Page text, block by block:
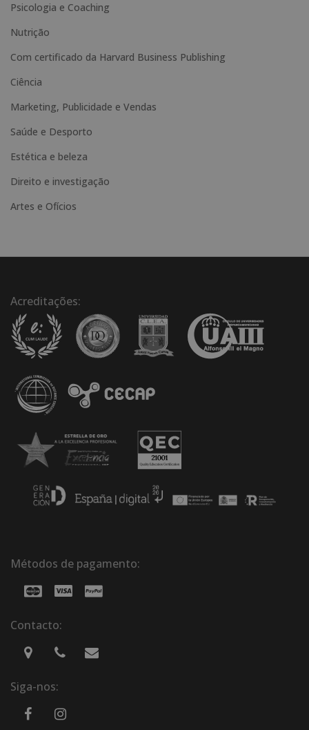
i
v
e
Psicologia e Coaching
Nutrição
Com certificado da Harvard Business Publishing
Ciência
Marketing, Publicidade e Vendas
Saúde e Desporto
Estética e beleza
Direito e investigação
Artes e Ofícios
Acreditações:
Métodos de pagamento:
Contacto:
Siga-nos: